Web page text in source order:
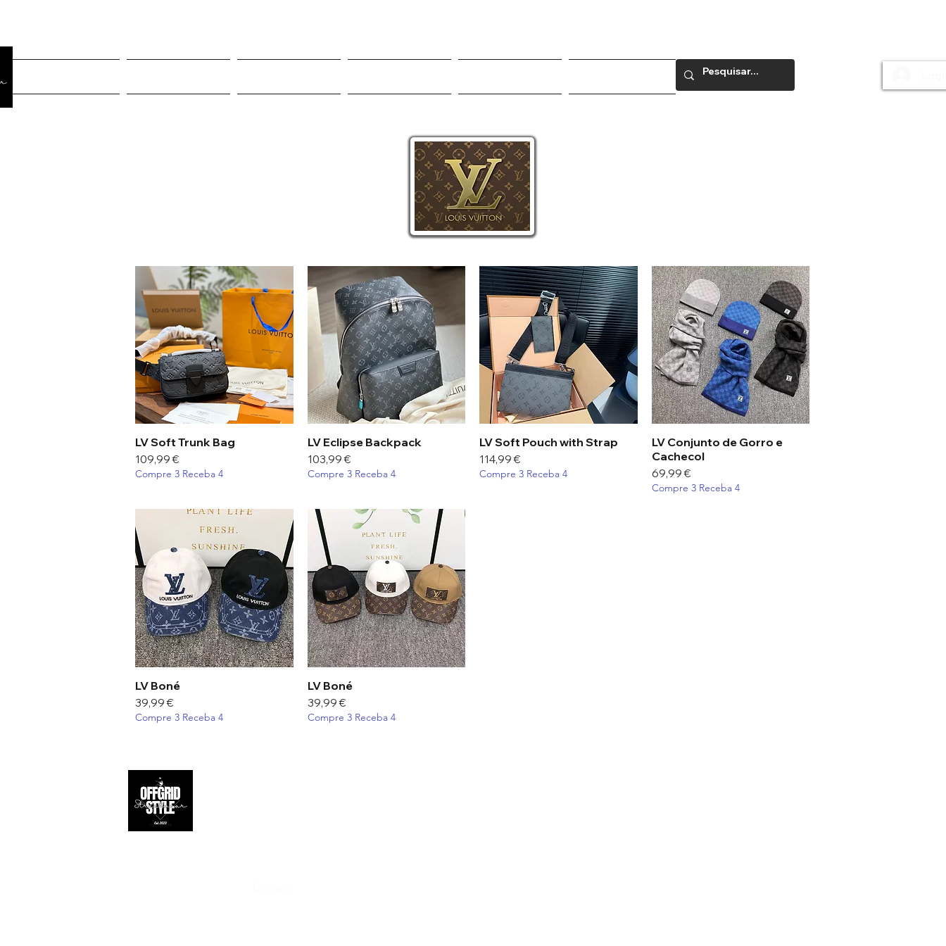
Visualização rápida
LV Soft Trunk Bag
Preço
109,99 €
Compre 3 Receba 4
Visualização rápida
LV Eclipse Backpack
Preço
103,99 €
Compre 3 Receba 4
Visualização rápida
LV Soft Pouch with Strap
Preço
114,99 €
Compre 3 Receba 4
Visualização rápida
LV Conjunto de Gorro e
Cachecol
Preço
69,99 €
Compre 3 Receba 4
Visualização rápida
LV Boné
Preço
39,99 €
Compre 3 Receba 4
Visualização rápida
LV Boné
Preço
39,99 €
Compre 3 Receba 4